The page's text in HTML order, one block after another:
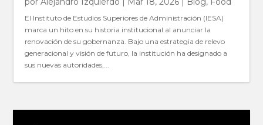
El Instituto de Estudios Superiores de Administración (IESA)
marca un hito en su historia institucional al anunciar la
renovación de su gobernanza. Bajo una estrategia de relevo
generacional y visión de futuro, la institución ha designado a
sus nuevas autoridades,...